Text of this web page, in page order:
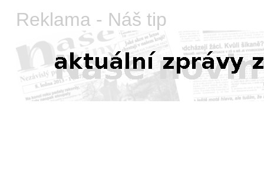
Reklama - Náš tip